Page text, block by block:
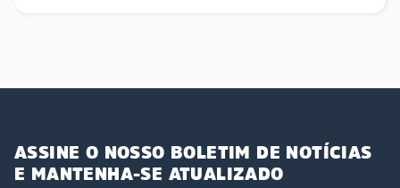
ASSINE O NOSSO BOLETIM DE NOTÍCIAS
E MANTENHA-SE ATUALIZADO